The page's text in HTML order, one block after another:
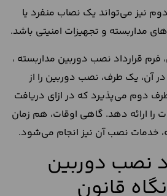
نیز می‌تواند یک نصاب منفرد یا
مداربسته و تجهیزات امنیتی باشد.
قرارداد نصب دوربین مداربسته ،
آن، یک طرف، نصب دوربین را از
دوم می‌پذیرد که در ازای دریافت
ارائه دهد. گاهی اوقات، هم زمان
خدمات نصب آن نیز انجام می‌شود.
نصب دوربین
قانون